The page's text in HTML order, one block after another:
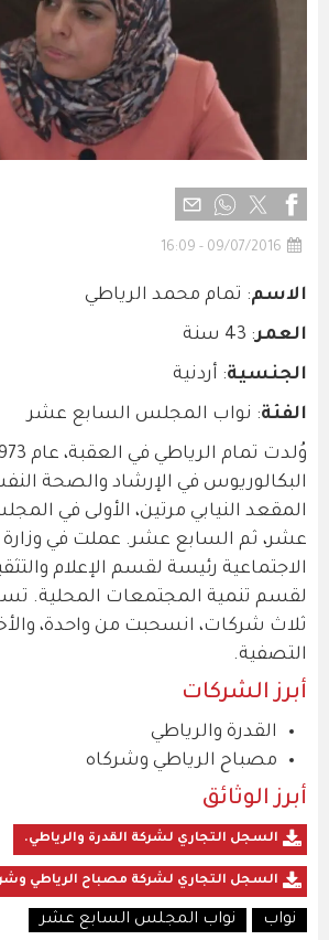
09/07/2016 - 16:09
الاسم: تمام محمد الرياطي
العمر: 43 سنة
الجنسية: أردنية
الفئة: نواب المجلس السابع عشر
البكالوريوس في الإرشاد والصحة
المقعد النيابي مرتين، الأولى في
عشر، ثم السابع عشر. عملت في وزارة
الاجتماعية رئيسة لقسم الإعلام
لقسم تنمية المجتمعات المحلية.
ثلاث شركات، انسحبت من واحدة،
التصفية.
أبرز الشركات
القدرة والرياطي
مصباح الرياطي وشركاه
أبرز الوثائق
السجل التجاري لشركة القدرة والرياطي.
السجل التجاري لشركة مصباح الرياطي
نواب نواب المجلس السابع عشر